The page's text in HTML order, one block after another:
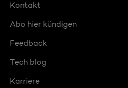
Kontakt
Abo hier kündigen
Feedback
Tech blog
Karriere